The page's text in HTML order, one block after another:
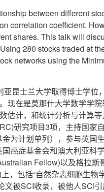
between different
correlation coefficient.
shares. This talk will
280 stocks traded at
networks using the
昆士兰大学取得博士学位
现在是莫那什大学数学学
估计，和统计分析与计算
研究项目3项，主持国家
为计划单列），参与英国
癌症基金会和澳大利亚科
Fellow)以及格拉斯
，包括“自然杂志细胞生物
被SCI收录，被他人SCI引